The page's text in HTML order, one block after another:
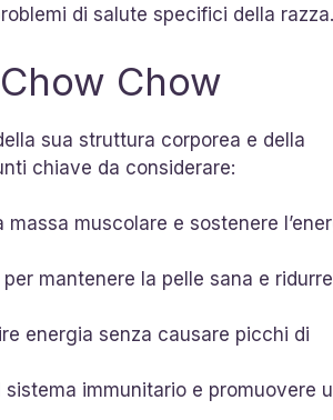
di salute specifici della razza.
Chow
sua struttura corporea e della
chiave da considerare:
muscolare e sostenere
mantenere la pelle sana e ridurre
energia senza causare picchi di
immunitario e promuovere